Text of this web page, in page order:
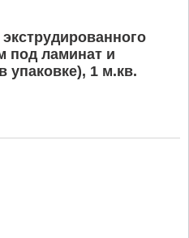
под ламинат и
упаковке), 1 м.кв.